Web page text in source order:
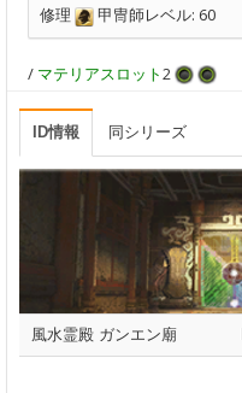
修理 甲冑師レベル: 60
/ マテリアスロット2
ID情報 同シリーズ
風水霊殿 ガンエン廟